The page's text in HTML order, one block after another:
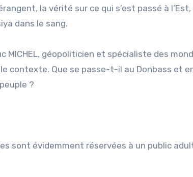
la vérité sur ce qui s’est passé à
dans le sang.
MICHEL, géopoliticien et spécialiste des
contexte. Que se passe-t-il au Donbass et
?
sont évidemment réservées à un public